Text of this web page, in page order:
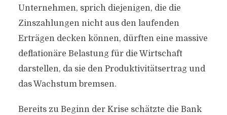
Unternehmen, sprich diejenigen, die die
Zinszahlungen nicht aus den laufenden
Erträgen decken können, dürften eine massive
deflationäre Belastung für die Wirtschaft
darstellen, da sie den Produktivitätsertrag und
das Wachstum bremsen.
Bereits zu Beginn der Krise schätzte die Bank